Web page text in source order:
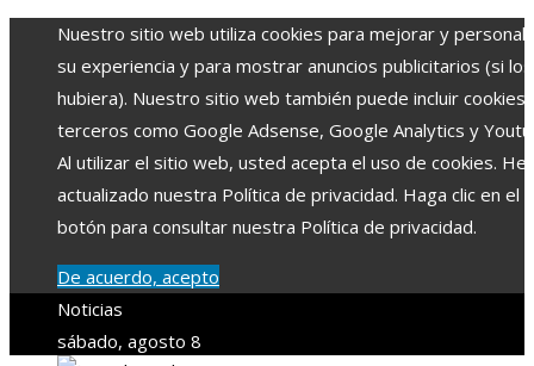
Nuestro sitio web utiliza cookies para mejorar y
su experiencia y para mostrar anuncios publicitarios (si los
hubiera). Nuestro sitio web también puede incluir cookies
terceros como Google Adsense, Google Analytics y
Al utilizar el sitio web, usted acepta el uso de cookies.
actualizado nuestra Política de privacidad. Haga clic en el
botón para consultar nuestra Política de privacidad.
De acuerdo, acepto
Noticias
sábado, agosto 8